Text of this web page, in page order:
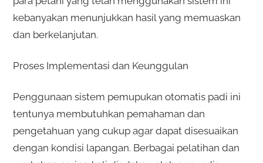
kebanyakan menunjukkan hasil yang memuaskan
dan berkelanjutan.
Proses Implementasi dan Keunggulan
Penggunaan sistem pemupukan otomatis padi ini
tentunya membutuhkan pemahaman dan
pengetahuan yang cukup agar dapat disesuaikan
dengan kondisi lapangan. Berbagai pelatihan dan